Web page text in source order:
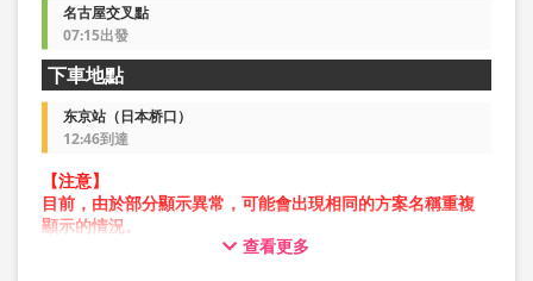
名古屋交叉點
07:15出發
下車地點
东京站（日本桥口）
12:46到達
【注意】
目前，由於部分顯示異常，可能會出現相同的方案名稱重複
顯示的情況。
在此情況下，預約操作過程中可能會發生錯誤。
查看更多